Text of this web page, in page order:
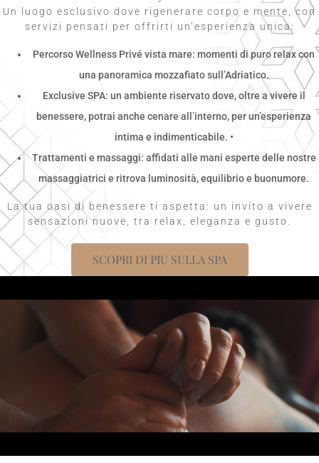
Un luogo esclusivo dove rigenerare corpo e mente, con
servizi pensati per offrirti un’esperienza unica:
Percorso Wellness Privé vista mare: momenti di puro relax con
una panoramica mozzafiato sull’Adriatico.
Exclusive SPA: un ambiente riservato dove, oltre a vivere il
benessere, potrai anche cenare all’interno, per un’esperienza
intima e indimenticabile. •
Trattamenti e massaggi: affidati alle mani esperte delle nostre
massaggiatrici e ritrova luminosità, equilibrio e buonumore.
La tua oasi di benessere ti aspetta: un invito a vivere
sensazioni nuove, tra relax, eleganza e gusto.
SCOPRI DI PIU SULLA SPA